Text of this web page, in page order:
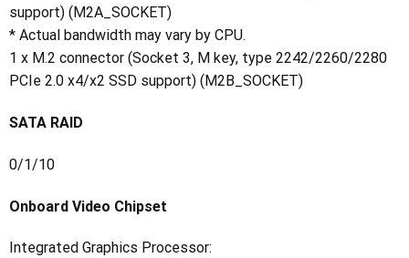
support) (M2A_SOCKET)
* Actual bandwidth may vary by CPU.
1 x M.2 connector (Socket 3, M key, type 2242/2260/2280
PCIe 2.0 x4/x2 SSD support) (M2B_SOCKET)
SATA RAID
0/1/10
Onboard Video Chipset
Integrated Graphics Processor: